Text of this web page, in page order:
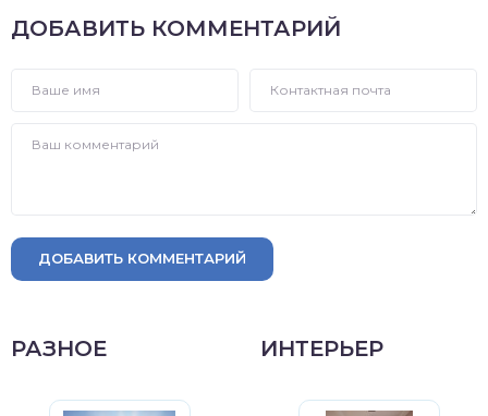
ДОБАВИТЬ КОММЕНТАРИЙ
ДОБАВИТЬ КОММЕНТАРИЙ
РАЗНОЕ ИНТЕРЬЕР